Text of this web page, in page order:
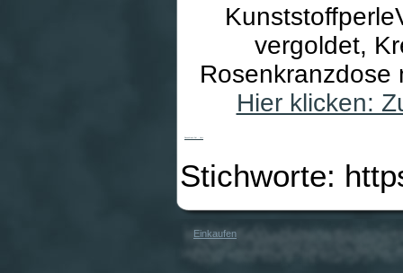
vergoldet,
Rosenkranzdose
Hier klicken:
Stichworte:
Einkaufen